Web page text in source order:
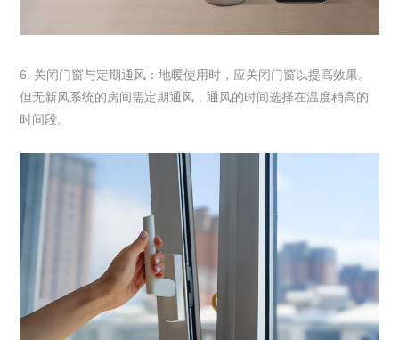
6. 关闭门窗与定期通风：地暖使用时，应关闭门窗以提高效果。
但无新风系统的房间需定期通风，通风的时间选择在温度稍高的
时间段。